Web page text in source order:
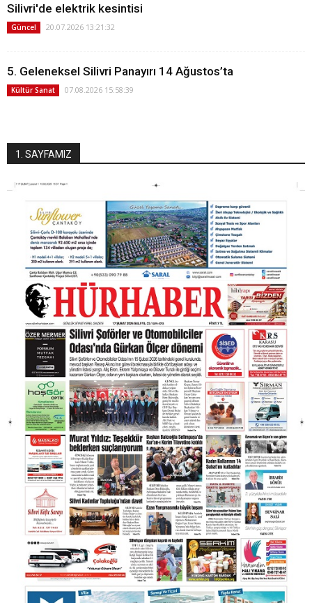
Silivri'de elektrik kesintisi
Güncel 20.07.2026 13:21:32
5. Geleneksel Silivri Panayırı 14 Ağustos’ta
Kültür Sanat 07.08.2026 15:58:39
1. SAYFAMIZ